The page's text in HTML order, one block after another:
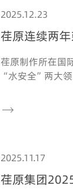
2025.12.23
荏原连续两
荏原制作所在国
“水安全”两大

2025.11.17
荏原集团